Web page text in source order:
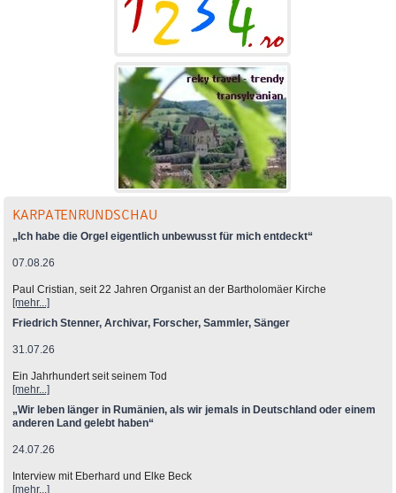
KARPATENRUNDSCHAU
„Ich habe die Orgel eigentlich unbewusst für mich entdeckt“
07.08.26
Paul Cristian, seit 22 Jahren Organist an der Bartholomäer Kirche
[mehr...]
Friedrich Stenner, Archivar, Forscher, Sammler, Sänger
31.07.26
Ein Jahrhundert seit seinem Tod
[mehr...]
„Wir leben länger in Rumänien, als wir jemals in Deutschland oder einem
anderen Land gelebt haben“
24.07.26
Interview mit Eberhard und Elke Beck
[mehr...]